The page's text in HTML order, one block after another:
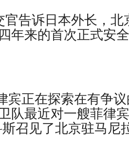
告诉日本外长，北
年来的首次正式安
宾正在探索在有争
队最近对一艘菲律
召见了北京驻马尼